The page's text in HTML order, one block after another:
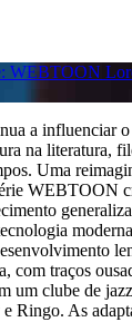
a influenciar
na literatura,
Uma
WEBTOON
com traços
um clube de
Ringo. As